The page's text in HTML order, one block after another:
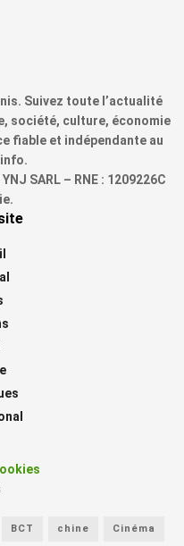
Suivez toute l’actualité
société, culture, économie
fiable et indépendante au
SARL – RNE : 1209226C
BCT chine Cinéma